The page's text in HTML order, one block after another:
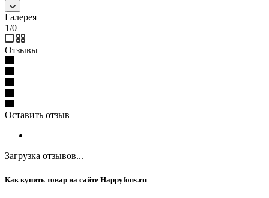
Галерея
1/0 —
Отзывы
Оставить отзыв
Загрузка отзывов...
Как купить товар на сайте Happyfons.ru